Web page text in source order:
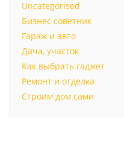
Uncategorised
Бизнес советник
Гараж и авто
Дача, участок
Как выбрать гаджет
Ремонт и отделка
Строим дом сами